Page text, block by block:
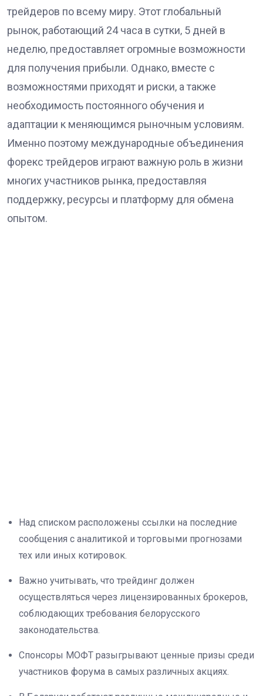
трейдеров по всему миру. Этот глобальный
рынок‚ работающий 24 часа в сутки‚ 5 дней в
неделю‚ предоставляет огромные возможности
для получения прибыли. Однако‚ вместе с
возможностями приходят и риски‚ а также
необходимость постоянного обучения и
адаптации к меняющимся рыночным условиям.
Именно поэтому международные объединения
форекс трейдеров играют важную роль в жизни
многих участников рынка‚ предоставляя
поддержку‚ ресурсы и платформу для обмена
опытом.
Над списком расположены ссылки на последние
сообщения с аналитикой и торговыми прогнозами
тех или иных котировок.
Важно учитывать, что трейдинг должен
осуществляться через лицензированных брокеров,
соблюдающих требования белорусского
законодательства.
Спонсоры МОФТ разыгрывают ценные призы среди
участников форума в самых различных акциях.